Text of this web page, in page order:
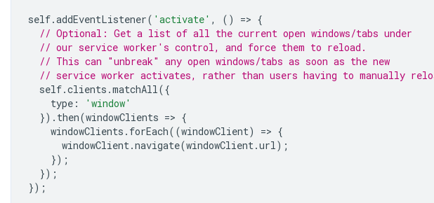
self.addEventListener( 'activate' , () => {
// Optional: Get a list of all the current open windows/tabs under
// our service worker's control, and force them to reload.
// This can "unbreak" any open windows/tabs as soon as the new
// service worker activates, rather than users having to manually
self.clients .matchAll({
type :
'window'
}). then(windowClients => {
windowClients . forEach((windowClient) => {
windowClient.navigate(windowClient.url);
});
});
});